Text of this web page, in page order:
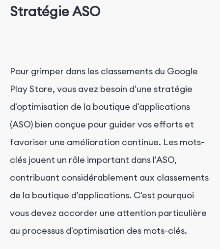
Stratégie ASO
Pour grimper dans les classements du Google
Play Store, vous avez besoin d'une stratégie
d'optimisation de la boutique d'applications
(ASO) bien conçue pour guider vos efforts et
favoriser une amélioration continue. Les mots-
clés jouent un rôle important dans l'ASO,
contribuant considérablement aux classements
de la boutique d'applications. C'est pourquoi
vous devez accorder une attention particulière
au processus d'optimisation des mots-clés.